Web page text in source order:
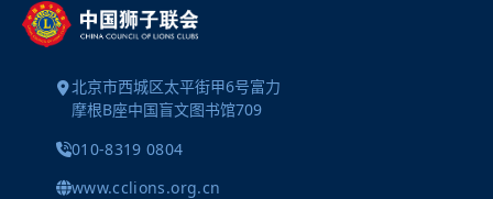
北京市西城区太平街甲6号富力
摩根B座中国盲文图书馆709
010-8319 0804
www.cclions.org.cn